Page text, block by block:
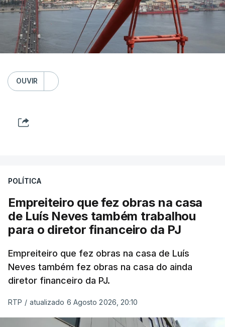
OUVIR
POLÍTICA
Empreiteiro que fez obras na casa
de Luís Neves também trabalhou
para o diretor financeiro da PJ
Empreiteiro que fez obras na casa de Luís
Neves também fez obras na casa do ainda
diretor financeiro da PJ.
RTP / atualizado 6 Agosto 2026, 20:10